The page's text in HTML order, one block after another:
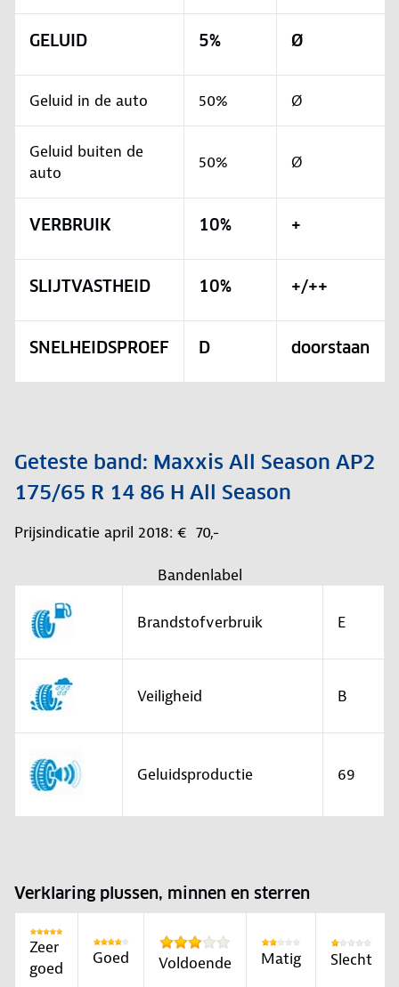
GELUID 5% Ø
Geluid in de auto 50% Ø
Geluid buiten de
auto
50% Ø
VERBRUIK 10% +
SLIJTVASTHEID 10% +/++
SNELHEIDSPROEF D doorstaan
Geteste band: Maxxis All Season AP2
175/65 R 14 86 H All Season
Prijsindicatie april 2018: € 70,-
Bandenlabel
Brandstofverbruik E
Veiligheid B
Geluidsproductie 69
Verklaring plussen, minnen en sterren
Zeer
goed
Goed Voldoende Matig Slecht